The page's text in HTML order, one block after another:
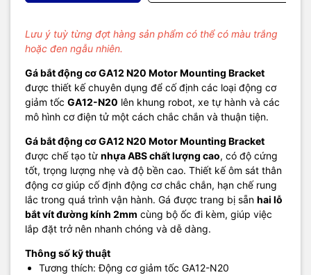
Lưu ý tuỳ từng đợt hàng sản phẩm có thể có màu trắng
hoặc đen ngẫu nhiên.
Gá bắt động cơ GA12 N20 Motor Mounting Bracket
được thiết kế chuyên dụng để cố định các loại động cơ
giảm tốc GA12-N20 lên khung robot, xe tự hành và các
mô hình cơ điện tử một cách chắc chắn và thuận tiện.
Gá bắt động cơ GA12 N20 Motor Mounting Bracket
được chế tạo từ nhựa ABS chất lượng cao, có độ cứng
tốt, trọng lượng nhẹ và độ bền cao. Thiết kế ôm sát thân
động cơ giúp cố định động cơ chắc chắn, hạn chế rung
lắc trong quá trình vận hành. Gá được trang bị sẵn hai lỗ
bắt vít đường kính 2mm cùng bộ ốc đi kèm, giúp việc
lắp đặt trở nên nhanh chóng và dễ dàng.
Thông số kỹ thuật
Tương thích: Động cơ giảm tốc GA12-N20